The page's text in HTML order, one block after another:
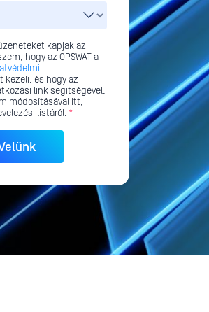
kapjak az
hogy az OPSWAT a
kezeli, és hogy az
link segítségével,
módosításával itt,
listáról. *